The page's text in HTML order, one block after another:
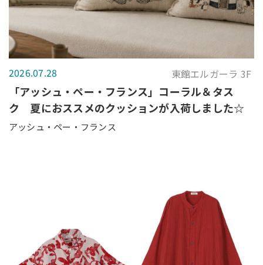
2026.07.28 東館エルガーラ 3F
「アッシュ・ペー・フランス」コーラル＆タス
ク 夏におススメのクッションが入荷しました☆
アッシュ・ペー・フランス